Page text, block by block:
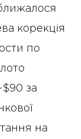
корекція
по
за
на